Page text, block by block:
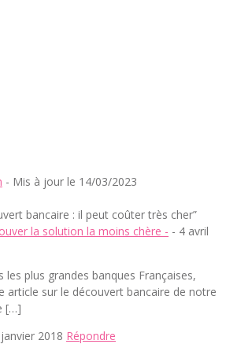
- Mis à jour le 14/03/2023
bancaire : il peut coûter très cher”
la solution la moins chère - - 4 avril
plus grandes banques Françaises,
article sur le découvert bancaire de notre
[…]
2018 Répondre